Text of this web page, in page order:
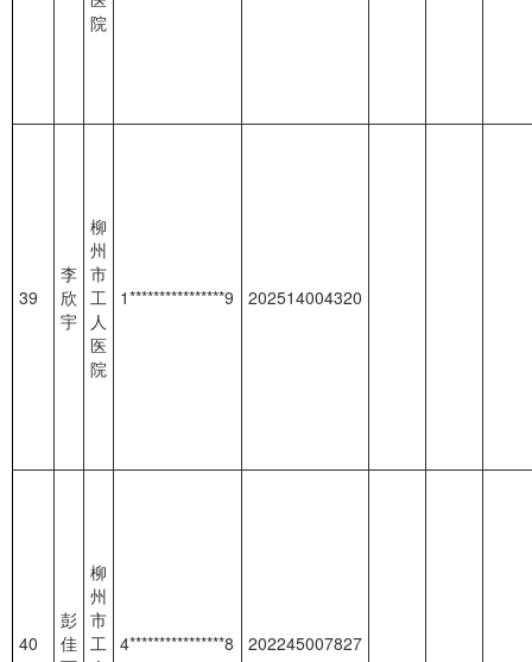
院
39
李
欣
宇
柳
州
市
工
人
医
院
1****************9 202514004320
40
彭
佳
柳
州
市
工 4****************8 202245007827